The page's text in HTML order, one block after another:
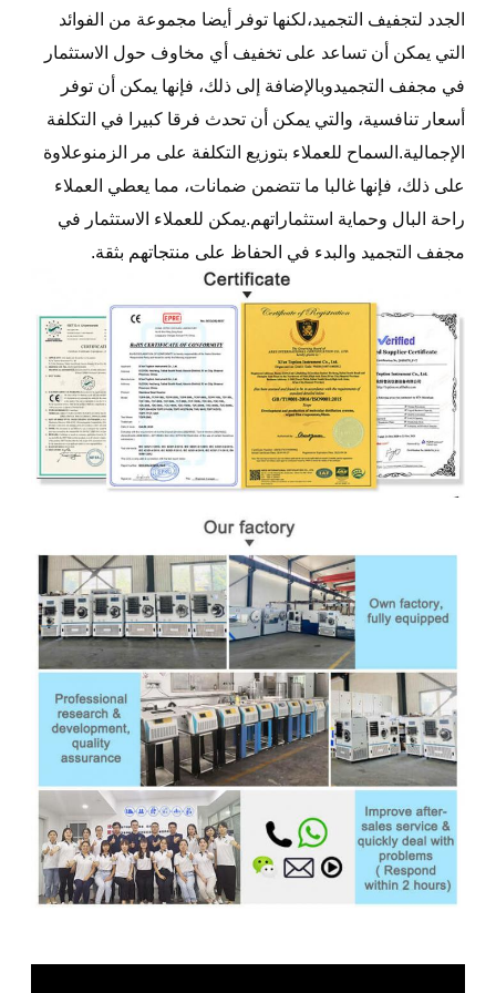
الجدد لتجفيف التجميد،لكنها توفر أيضا مجموعة من الفوائد
التي يمكن أن تساعد على تخفيف أي مخاوف حول الاستثمار
في مجفف التجميدوبالإضافة إلى ذلك، فإنها يمكن أن توفر
أسعار تنافسية، والتي يمكن أن تحدث فرقا كبيرا في التكلفة
الإجمالية.السماح للعملاء بتوزيع التكلفة على مر الزمنوعلاوة
على ذلك، فإنها غالبا ما تتضمن ضمانات، مما يعطي العملاء
راحة البال وحماية استثماراتهم.يمكن للعملاء الاستثمار في
مجفف التجميد والبدء في الحفاظ على منتجاتهم بثقة.